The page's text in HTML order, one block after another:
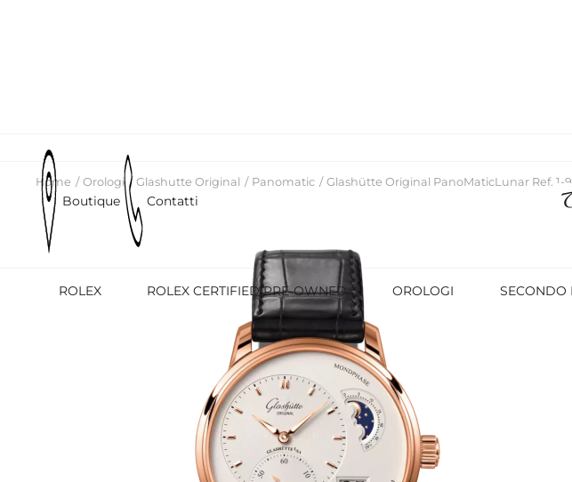
Boutique Contatti
ROLEX ROLEX CERTIFIED PRE-OWNED OROLOGI SECONDO
Home Orologi Glashutte Original Panomatic Glashütte Original PanoMaticLunar Ref. 1-